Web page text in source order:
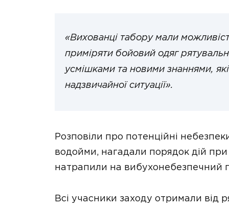
«Вихованці табору мали
приміряти бойовий одяг
усмішками та новими знаннями,
надзвичайної ситуації».
Розповіли про потенційні
водойми, нагадали порядок дій
натрапили на вибухонебезпечний
Всі учасники заходу отримали від